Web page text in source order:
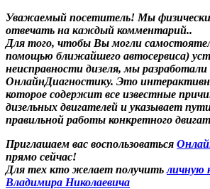
Уважаемый посетитель! Мы
отвечать на каждый комментарий..
Для того, чтобы Вы могли
помощью ближайшего автосервиса)
неисправности дизеля, мы разработали
ОнлайнДиагностику. Это
которое содержит все известные
дизельных двигателей и указывает
правильной работы конкретного
Приглашаем вас воспользоваться
прямо сейчас!
Для тех кто желает получитьличную
Владимира Николаевича